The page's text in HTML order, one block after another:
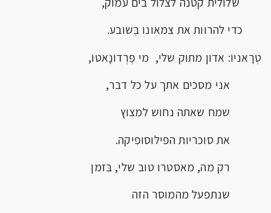
כדי להרוות את צמאונו בְּשובע.
טְרָאניוֹ: אדון מתוק שלי, מי פֶּרְדוֹנָאטוֹ,
אני מסכים אתך על כל דבר,
שמח שאתה נחוש למצוץ
את סוכריות הפילוסופִיקה.
רק מה, מאסטרו טוב שלי, בִּזמן
שנתפעל מהמוסר הזה